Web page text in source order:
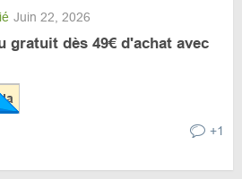
Juin 22, 2026
gratuit dès 49€ d'achat avec
+1